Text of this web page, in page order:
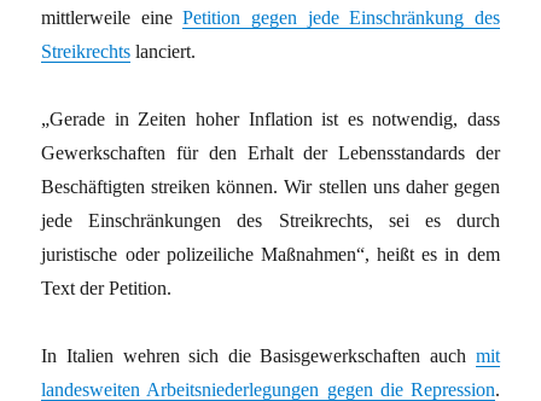
mittlerweile einePetition gegen jede Einschränkung des
Streikrechts lanciert.
„Gerade in Zeiten hoher Inflation ist es notwendig, dass
Gewerkschaften für den Erhalt der Lebensstandards der
Beschäftigten streiken können. Wir stellen uns daher gegen
jede Einschränkungen des Streikrechts, sei es durch
juristische oder polizeiliche Maßnahmen“, heißt es in dem
Text der Petition.
In Italien wehren sich die Basisgewerkschaften auch mit
landesweiten Arbeitsniederlegungen gegen die Repression.